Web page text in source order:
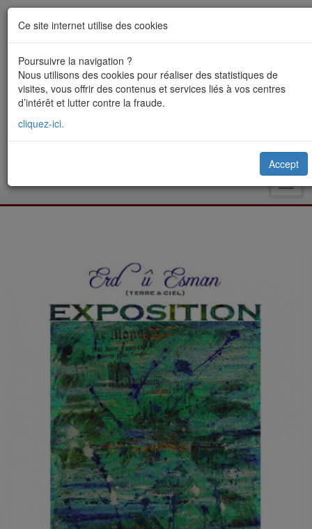
Ce site internet utilise des cookies
Poursuivre la navigation ?
Nous utilisons des cookies pour réaliser des statistiques de
visites, vous offrir des contenus et services liés à vos centres
d’intérêt et lutter contre la fraude.
cliquez-ici.
Accept